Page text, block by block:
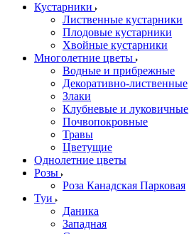
Кустарники
Лиственные кустарники
Плодовые кустарники
Хвойные кустарники
Многолетние цветы
Водные и прибрежные
Декоративно-лиственные
Злаки
Клубневые и луковичные
Почвопокровные
Травы
Цветущие
Однолетние цветы
Розы
Роза Канадская Парковая
Туи
Даника
Западная